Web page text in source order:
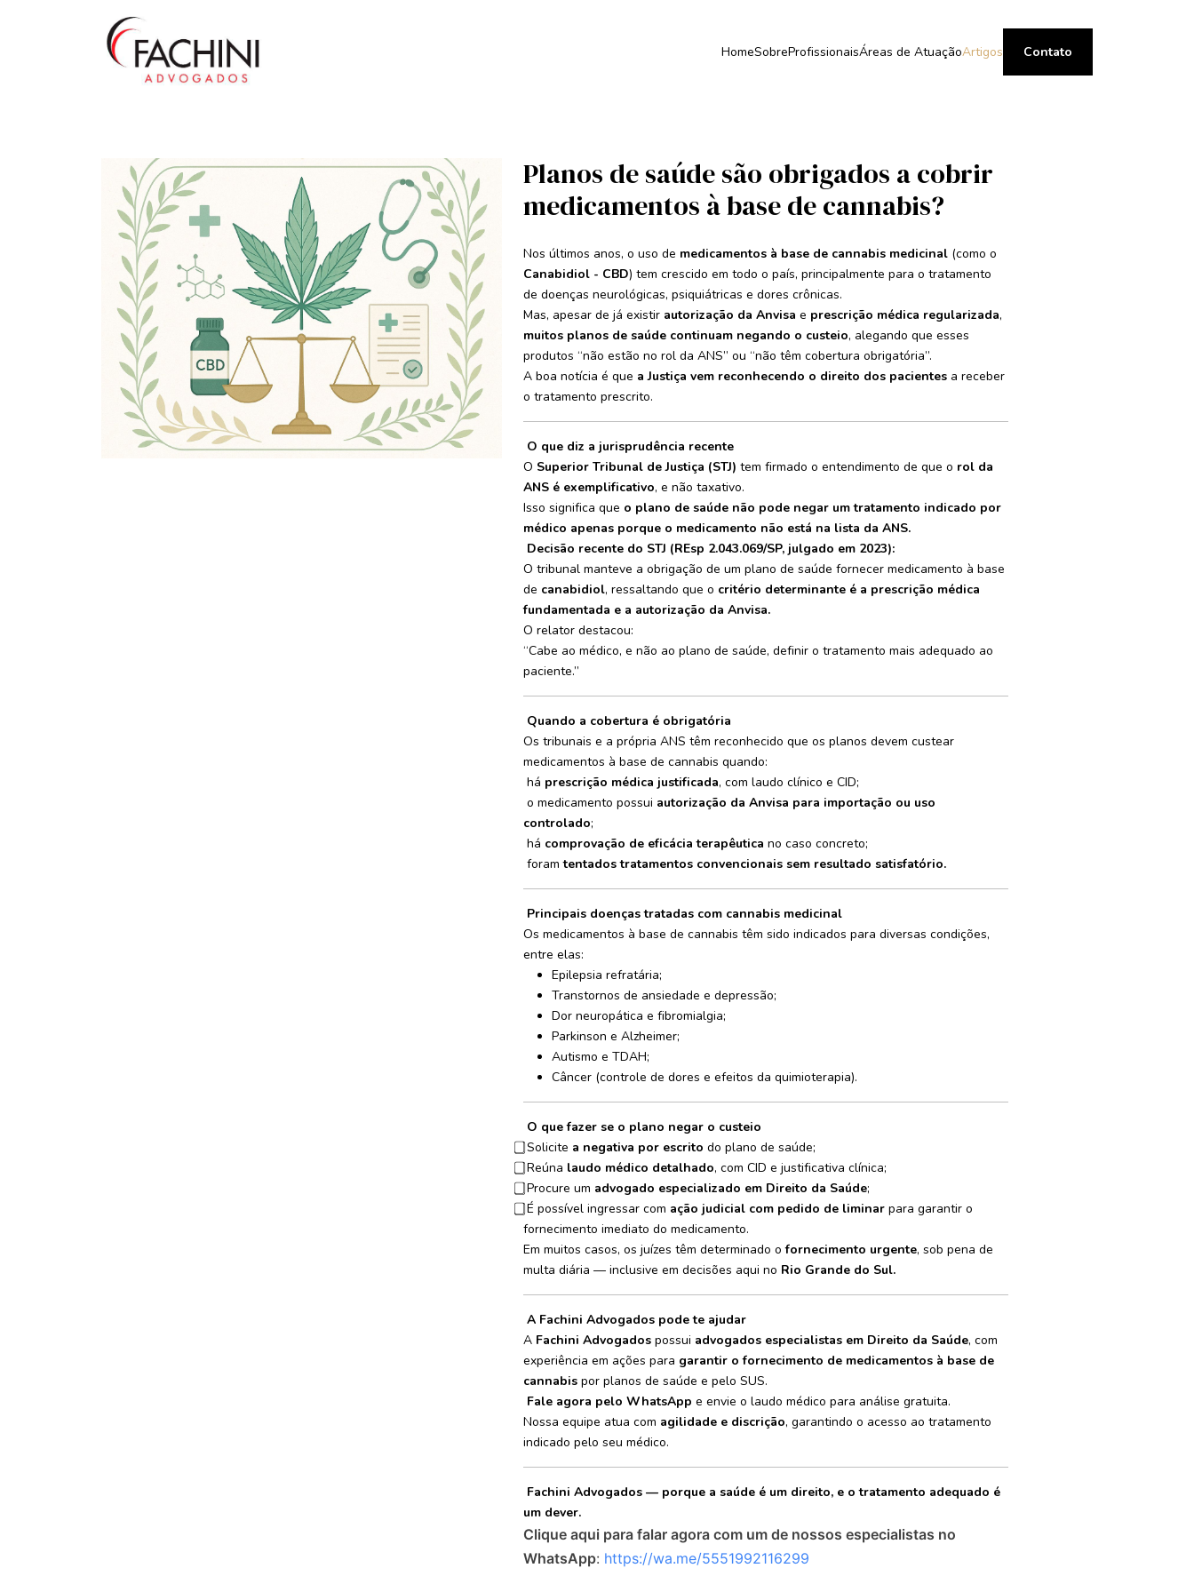
HomeSobreProfissionaisÁreas de AtuaçãoArtigos Contato
Planos de saúde são obrigados a cobrir
medicamentos à base de cannabis?
Nos últimos anos, o uso de medicamentos à base de cannabis medicinal (como o
Canabidiol - CBD) tem crescido em todo o país, principalmente para o tratamento
de doenças neurológicas, psiquiátricas e dores crônicas.
Mas, apesar de já existir autorização da Anvisa e prescrição médica regularizada,
muitos planos de saúde continuam negando o custeio, alegando que esses
produtos “não estão no rol da ANS” ou “não têm cobertura obrigatória”.
A boa notícia é que a Justiça vem reconhecendo o direito dos pacientes a receber
o tratamento prescrito.
O que diz a jurisprudência recente
O Superior Tribunal de Justiça (STJ) tem firmado o entendimento de que o rol da
ANS é exemplificativo, e não taxativo.
Isso significa que o plano de saúde não pode negar um tratamento indicado por
médico apenas porque o medicamento não está na lista da ANS.
Decisão recente do STJ (REsp 2.043.069/SP, julgado em 2023):
O tribunal manteve a obrigação de um plano de saúde fornecer medicamento à base
de canabidiol, ressaltando que o critério determinante é a prescrição médica
fundamentada e a autorização da Anvisa.
O relator destacou:
“Cabe ao médico, e não ao plano de saúde, definir o tratamento mais adequado ao
paciente.”
Quando a cobertura é obrigatória
Os tribunais e a própria ANS têm reconhecido que os planos devem custear
medicamentos à base de cannabis quando:
há prescrição médica justificada, com laudo clínico e CID;
o medicamento possui autorização da Anvisa para importação ou uso
controlado;
há comprovação de eficácia terapêutica no caso concreto;
foramtentados tratamentos convencionais sem resultado satisfatório.
Principais doenças tratadas com cannabis medicinal
Os medicamentos à base de cannabis têm sido indicados para diversas condições,
entre elas:
Epilepsia refratária;
Transtornos de ansiedade e depressão;
Dor neuropática e fibromialgia;
Parkinson e Alzheimer;
Autismo e TDAH;
Câncer (controle de dores e efeitos da quimioterapia).
O que fazer se o plano negar o custeio
Solicite a negativa por escrito do plano de saúde;
Reúna laudo médico detalhado, com CID e justificativa clínica;
Procure um advogado especializado em Direito da Saúde;
É possível ingressar com ação judicial com pedido de liminar para garantir o
fornecimento imediato do medicamento.
Em muitos casos, os juízes têm determinado ofornecimento urgente, sob pena de
multa diária — inclusive em decisões aqui no Rio Grande do Sul.
A Fachini Advogados pode te ajudar
A Fachini Advogados possui advogados especialistas em Direito da Saúde, com
experiência em ações para garantir o fornecimento de medicamentos à base de
cannabis por planos de saúde e pelo SUS.
Fale agora pelo WhatsApp e envie o laudo médico para análise gratuita.
Nossa equipe atua com agilidade e discrição, garantindo o acesso ao tratamento
indicado pelo seu médico.
Fachini Advogados — porque a saúde é um direito, e o tratamento adequado é
um dever.
Clique aqui para falar agora com um de nossos especialistas no
WhatsApp: https://wa.me/5551992116299